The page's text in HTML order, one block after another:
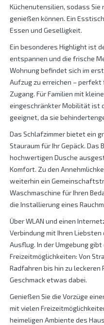
Küchenutensilien, sodass Sie
genießen können. Ein
Essen und Geselligkeit.
Ein besonderes Highlight ist
entspannen und die frische
Wohnung befindet sich im
Aufzug zu erreichen –
Zugang. Für Familien mit
eingeschränkter Mobilität ist
geeignet, da sie
Das Schlafzimmer bietet ein
Stauraum für Ihr Gepäck. Das
hochwertigen Dusche
Komfort. Zu den
weiterhin ein
Waschmaschine für Ihren
die Installierung eines
Über WLAN und einen
Verbindung mit Ihren
Ausflug. In der Umgebung
Freizeitmöglichkeiten: Von
Radfahren bis hin zu
Geschmack etwas dabei.
Genießen Sie die Vorzüge
mit vielen
heimeligen Ambiente des